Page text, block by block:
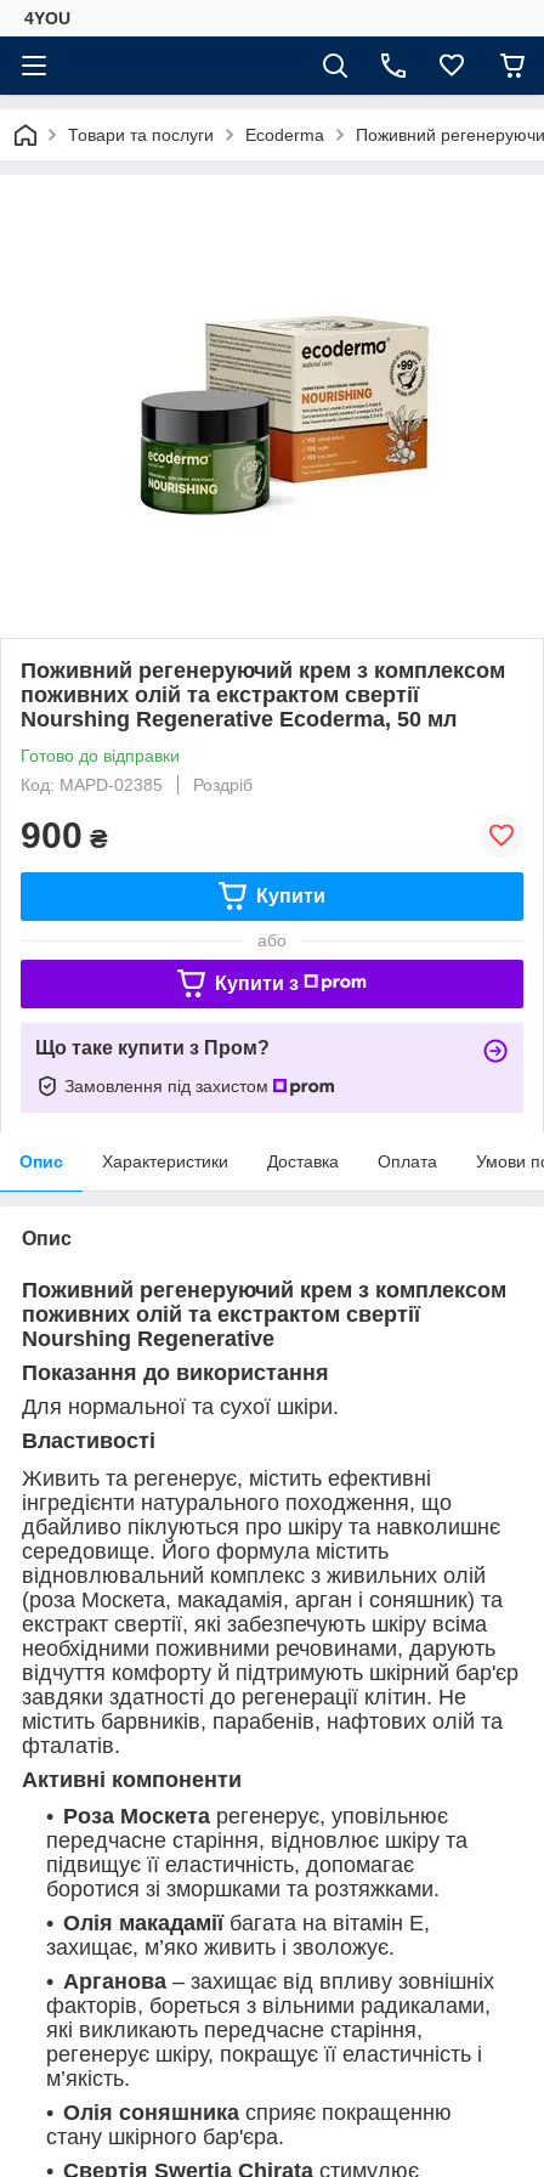
4YOU
Товари та послуги Ecoderma Поживний
Поживний регенеруючий крем з комплексом
поживних олій та екстрактом свертії
Nourshing Regenerative Ecoderma, 50 мл
Готово до відправки
Код: MAPD-02385
Роздріб
900 ₴
Купити
або
Купити з
Що таке купити з Пром?
Замовлення під захистом
Опис Характеристики Доставка Оплата Умови
Опис
Поживний регенеруючий крем з комплексом
поживних олій та екстрактом свертії
Nourshing Regenerative
Показання до використання
Для нормальної та сухої шкіри.
Властивості
Живить та регенерує, містить ефективні
інгредієнти натурального походження, що
дбайливо піклуються про шкіру та навколишнє
середовище. Його формула містить
відновлювальний комплекс з живильних олій
(роза Москета, макадамія, арган і соняшник) та
екстракт свертії, які забезпечують шкіру всіма
необхідними поживними речовинами, дарують
відчуття комфорту й підтримують шкірний бар'єр
завдяки здатності до регенерації клітин. Не
містить барвників, парабенів, нафтових олій та
фталатів.
Активні компоненти
Роза Москета регенерує, уповільнює
передчасне старіння, відновлює шкіру та
підвищує її еластичність, допомагає
боротися зі зморшками та розтяжками.
Олія макадаміїбагата на вітамін E,
захищає, м’яко живить і зволожує.
Арганова – захищає від впливу зовнішніх
факторів, бореться з вільними радикалами,
які викликають передчасне старіння,
регенерує шкіру, покращує її еластичність і
м’якість.
Олія соняшника сприяє покращенню
стану шкірного бар'єра.
Свертія Swertia Chirata стимулює